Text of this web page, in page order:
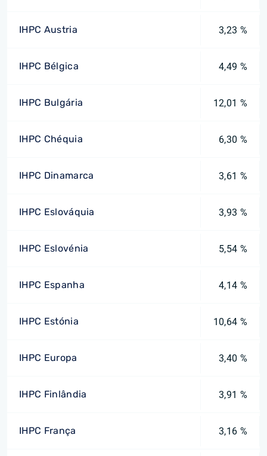
IHPC Austria 3,23 %
IHPC Bélgica 4,49 %
IHPC Bulgária 12,01 %
IHPC Chéquia 6,30 %
IHPC Dinamarca 3,61 %
IHPC Eslováquia 3,93 %
IHPC Eslovénia 5,54 %
IHPC Espanha 4,14 %
IHPC Estónia 10,64 %
IHPC Europa 3,40 %
IHPC Finlândia 3,91 %
IHPC França 3,16 %